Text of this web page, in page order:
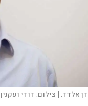
דן אלדד. | צילום:דודי ועקנין